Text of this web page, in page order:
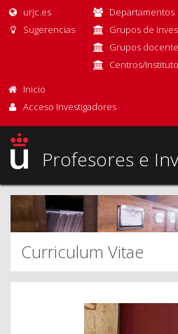
urjc.es
Sugerencias
Departamentos
Grupos de
Grupos
Centros/
Inicio
Acceso Investigadores
Profesores e
Curriculum Vitae